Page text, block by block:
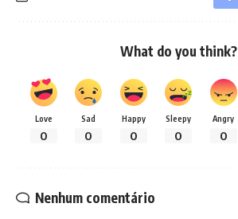
What do you think?
Love
0
Sad
0
Happy
0
Sleepy
0
Angry
0
Nenhum comentário